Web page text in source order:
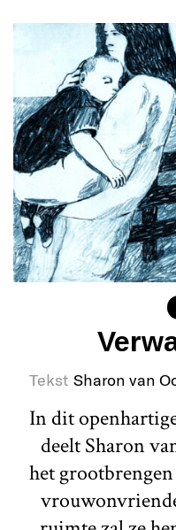
Tekst Sharon van
In dit
deelt Sharon
het